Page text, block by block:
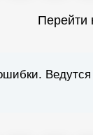
Перейти